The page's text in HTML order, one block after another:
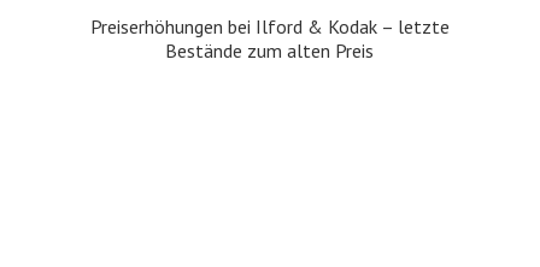
Preiserhöhungen bei Ilford & Kodak – letzte
Bestände zumalten Preis